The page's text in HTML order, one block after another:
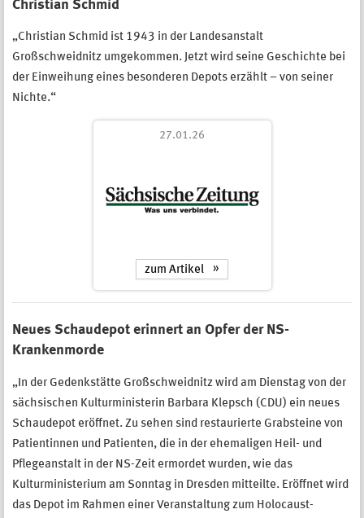
Christian Schmid
„Christian Schmid ist 1943 in der Landesanstalt
Großschweidnitz umgekommen. Jetzt wird seine Geschichte bei
der Einweihung eines besonderen Depots erzählt – von seiner
Nichte.“
27.01.26
zum Artikel
Neues Schaudepot erinnert an Opfer der NS-
Krankenmorde
„In der Gedenkstätte Großschweidnitz wird am Dienstag von der
sächsischen Kulturministerin Barbara Klepsch (CDU) ein neues
Schaudepot eröffnet. Zu sehen sind restaurierte Grabsteine von
Patientinnen und Patienten, die in der ehemaligen Heil- und
Pflegeanstalt in der NS-Zeit ermordet wurden, wie das
Kulturministerium am Sonntag in Dresden mitteilte. Eröffnet wird
das Depot im Rahmen einer Veranstaltung zum Holocaust-